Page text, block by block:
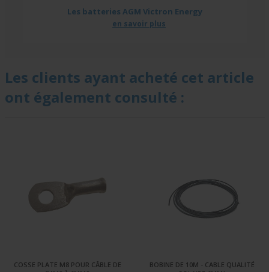
Les batteries AGM Victron Energy
en savoir plus
Les clients ayant acheté cet article
ont également consulté :
COSSE PLATE M8 POUR CÂBLE DE
BOBINE DE 10M - CABLE QUALITÉ